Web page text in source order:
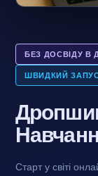
БЕЗ ДОСВІДУ В
ШВИДКИЙ
Старт у світі